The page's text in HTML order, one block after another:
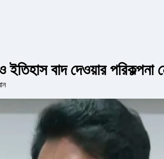
ইতিহাস বাদ দেওয়ার পরিকল্পনা